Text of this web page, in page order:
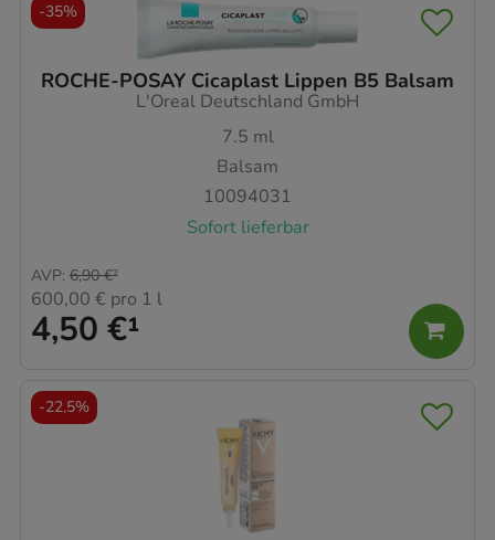
ROCHE-POSAY Cicaplast Lippen B5 Balsam
L'Oreal Deutschland GmbH
7.5 ml
Balsam
10094031
Sofort lieferbar
4,50 €¹
AVP: 6,90 €²
600,00 € pro 1 l
-35%
-22,5%